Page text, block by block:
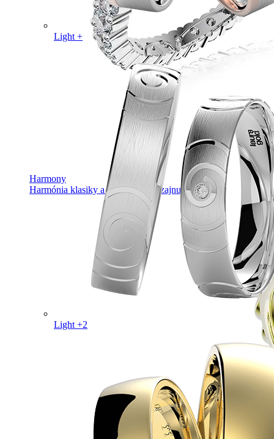
Harmony
Harmónia klasiky a moderného dizajnu.
Light +
Light +2